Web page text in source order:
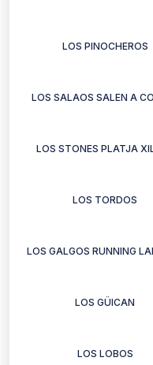
LOS PINOCHEROS
LOS SALAOS SALEN A
LOS STONES PLATJA
LOS TORDOS
LOS GALGOS RUNNING
LOS GÜICAN
LOS LOBOS